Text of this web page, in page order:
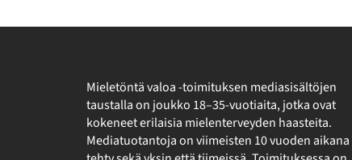
Mieletöntä valoa -toimituksen mediasisältöjen
taustalla on joukko 18–35-vuotiaita, jotka ovat
kokeneet erilaisia mielenterveyden haasteita.
Mediatuotantoja on viimeisten 10 vuoden aikana